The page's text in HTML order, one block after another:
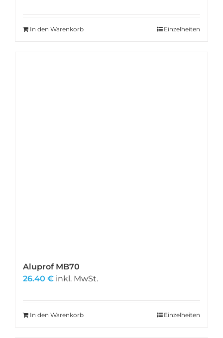
In den Warenkorb Einzelheiten
Aluprof MB70
26.40 € inkl. MwSt.
In den Warenkorb Einzelheiten